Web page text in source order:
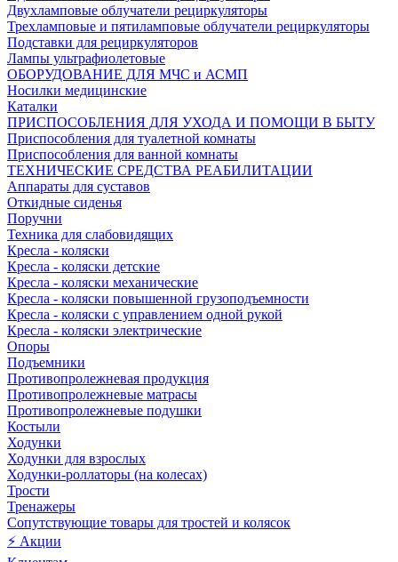
Двухламповые облучатели рециркуляторы
Трехламповые и пятиламповые облучатели рециркуляторы
Подставки для рециркуляторов
Лампы ультрафиолетовые
ОБОРУДОВАНИЕ ДЛЯ МЧС и АСМП
Носилки медицинские
Каталки
ПРИСПОСОБЛЕНИЯ ДЛЯ УХОДА И ПОМОЩИ В БЫТУ
Приспособления для туалетной комнаты
Приспособления для ванной комнаты
ТЕХНИЧЕСКИЕ СРЕДСТВА РЕАБИЛИТАЦИИ
Аппараты для суставов
Откидные сиденья
Поручни
Техника для слабовидящих
Кресла - коляски
Кресла - коляски детские
Кресла - коляски механические
Кресла - коляски повышенной грузоподъемности
Кресла - коляски с управлением одной рукой
Кресла - коляски электрические
Опоры
Подъемники
Противопролежневая продукция
Противопролежневые матрасы
Противопролежневые подушки
Костыли
Ходунки
Ходунки для взрослых
Ходунки-роллаторы (на колесах)
Трости
Тренажеры
Сопутствующие товары для тростей и колясок
⚡ Акции